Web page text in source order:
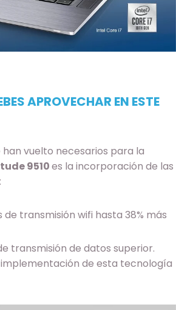
APROVECHAR EN ESTE
vuelto necesarios para la
9510es la incorporación de las
transmisión wifi hasta 38% más
transmisión de datos superior.
implementación de esta tecnología